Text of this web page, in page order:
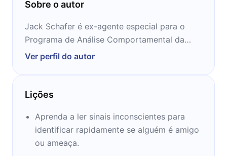
Sobre o autor
Jack Schafer é ex-agente especial para o
Programa de Análise Comportamental da
Divisão de Segurança Nacional do FBI e autor
Ver perfil do autor
Lições
Aprenda a ler sinais inconscientes para
identificar rapidamente se alguém é amigo
ou ameaça.